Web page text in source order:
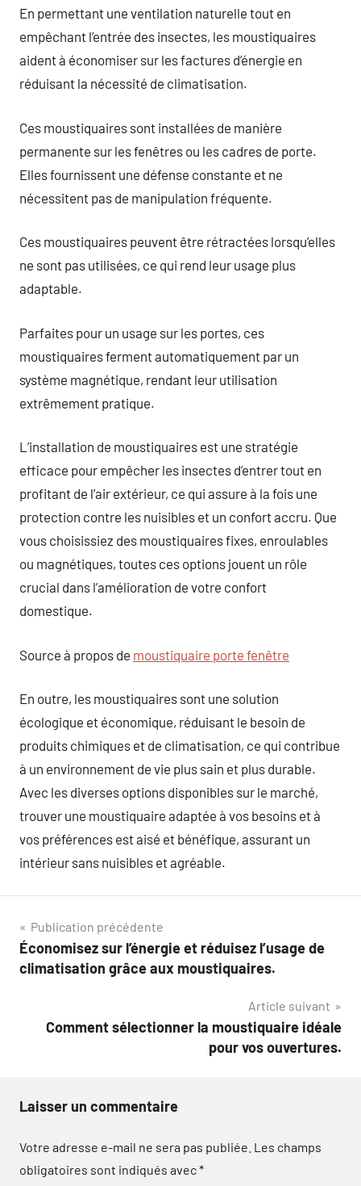
En permettant une ventilation naturelle tout en
empêchant l’entrée des insectes, les moustiquaires
aident à économiser sur les factures d’énergie en
réduisant la nécessité de climatisation.
Ces moustiquaires sont installées de manière
permanente sur les fenêtres ou les cadres de porte.
Elles fournissent une défense constante et ne
nécessitent pas de manipulation fréquente.
Ces moustiquaires peuvent être rétractées lorsqu’elles
ne sont pas utilisées, ce qui rend leur usage plus
adaptable.
Parfaites pour un usage sur les portes, ces
moustiquaires ferment automatiquement par un
système magnétique, rendant leur utilisation
extrêmement pratique.
L’installation de moustiquaires est une stratégie
efficace pour empêcher les insectes d’entrer tout en
profitant de l’air extérieur, ce qui assure à la fois une
protection contre les nuisibles et un confort accru. Que
vous choisissiez des moustiquaires fixes, enroulables
ou magnétiques, toutes ces options jouent un rôle
crucial dans l’amélioration de votre confort
domestique.
Source à propos de moustiquaire porte fenêtre
En outre, les moustiquaires sont une solution
écologique et économique, réduisant le besoin de
produits chimiques et de climatisation, ce qui contribue
à un environnement de vie plus sain et plus durable.
Avec les diverses options disponibles sur le marché,
trouver une moustiquaire adaptée à vos besoins et à
vos préférences est aisé et bénéfique, assurant un
intérieur sans nuisibles et agréable.
Navigation
de
Publication précédente
Économisez sur l’énergie et réduisez l’usage de
climatisation grâce aux moustiquaires.
Article suivant
Comment sélectionner la moustiquaire idéale
pour vos ouvertures.
Laisser un commentaire
Votre adresse e-mail ne sera pas publiée. Les champs
obligatoires sont indiqués avec*